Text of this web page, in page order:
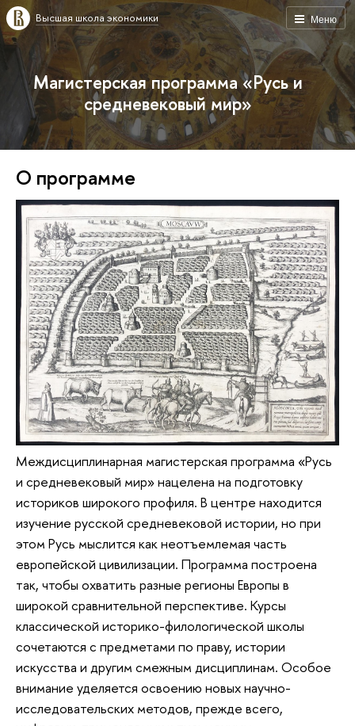
Меню
Высшая школа экономики
Магистерская программа «Русь и
средневековый мир»
О программе
Междисциплинарная магистерская программа «Русь
и средневековый мир» нацелена на подготовку
историков широкого профиля. В центре находится
изучение русской средневековой истории, но при
этом Русь мыслится как неотъемлемая часть
европейской цивилизации. Программа построена
так, чтобы охватить разные регионы Европы в
широкой сравнительной перспективе. Курсы
классической историко-филологической школы
сочетаются с предметами по праву, истории
искусства и другим смежным дисциплинам. Особое
внимание уделяется освоению новых научно-
исследовательских методов, прежде всего,